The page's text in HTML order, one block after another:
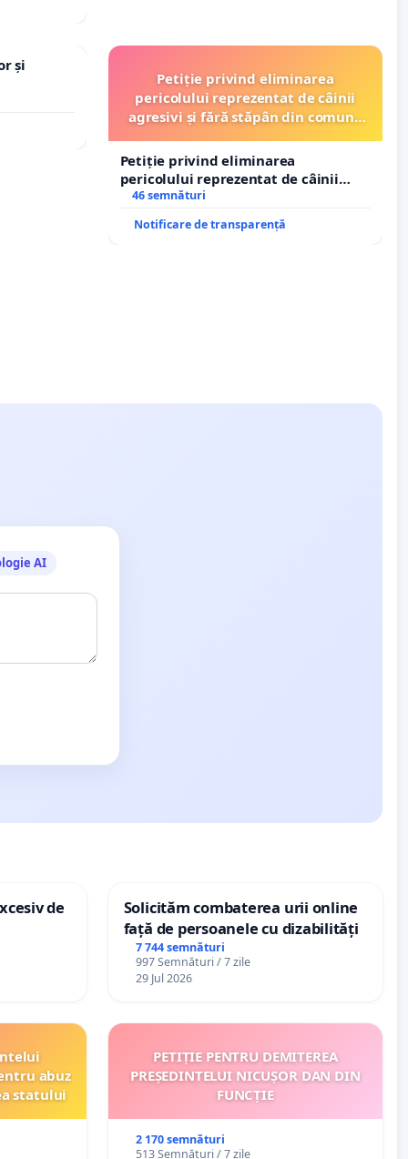
și
Petiție privind eliminarea
pericolului reprezentat de câinii
agresivi și fără stăpân din comuna
Petiție privind eliminarea
pericolului reprezentat de câinii
agresivi și fără stăpân din comuna
46 semnături
Notificare de transparență
AI
de
Solicităm combaterea urii online
față de persoanele cu dizabilități
7 744 semnături
997 Semnături / 7 zile
29 Jul 2026
abuz
statului
PETIȚIE PENTRU DEMITEREA
PREȘEDINTELUI NICUȘOR DAN DIN
FUNCȚIE
2 170 semnături
513 Semnături / 7 zile